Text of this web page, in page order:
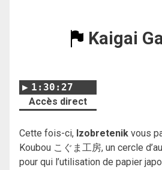
Kaigai
1:30:27
Accès direct
Cette fois-ci, Izobretenik vous
Koubou こぐま工房, un cercle
pour qui l’utilisation de papier